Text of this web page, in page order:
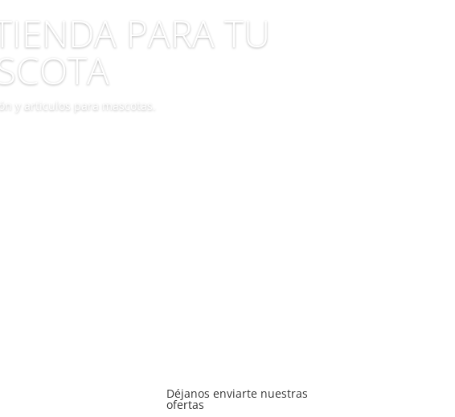
PARA TU
y articulos para mascotas.
Déjanos enviarte nuestras
ofertas